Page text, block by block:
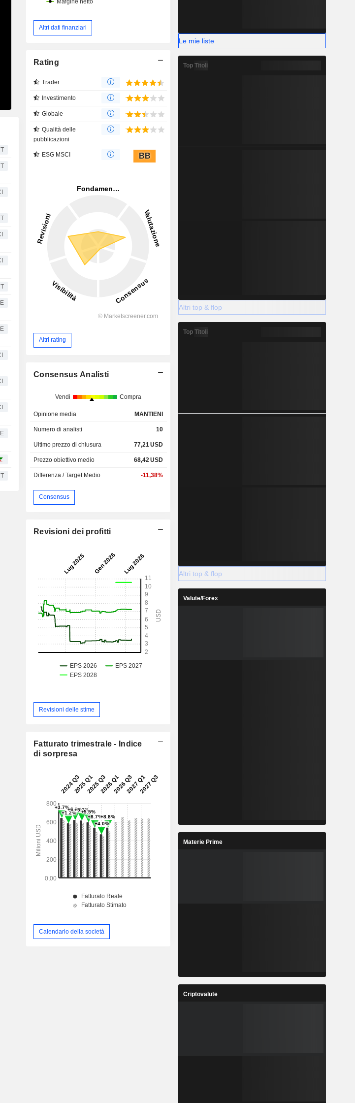
Altri dati finanziari
Rating
Trader
Investimento
Globale
Qualità delle
pubblicazioni
ESG MSCI BB
Altri rating
Consensus Analisti
Vendi Compra
Opinione media MANTIENI
Numero di analisti 10
Ultimo prezzo di chiusura 77,21 USD
Prezzo obiettivo medio 68,42 USD
Differenza / Target Medio -11,38%
Consensus
Revisioni dei profitti
Revisioni delle stime
Fatturato trimestrale - Indice
di sorpresa
Calendario della società
Le mie liste
Top Titoli
Altri top & flop
Top Titoli
Altri top & flop
Valute/Forex
Materie Prime
Criptovalute